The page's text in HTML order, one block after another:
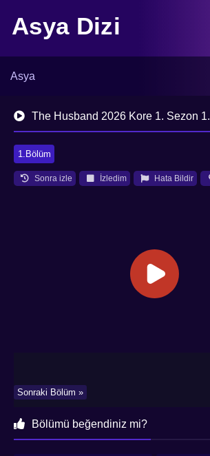
Asya Dizi
Asya
The Husband 2026 Kore 1. Sezon
1.Bölüm
Sonra izle İzledim Hata Bildir
Sonraki Bölüm »
Bölümü beğendiniz mi?